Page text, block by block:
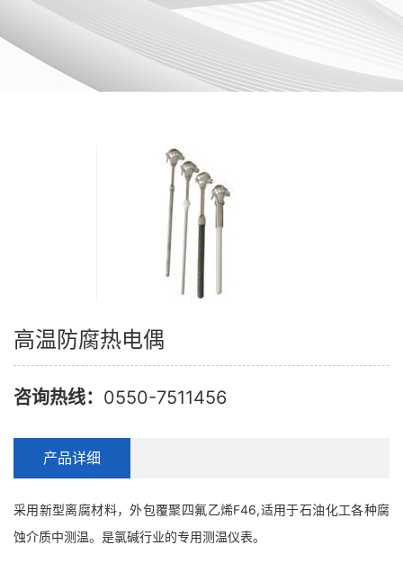
高温防腐热电偶
咨询热线： 0550-7511456
产品详细
采用新型离腐材料，外包覆聚四氟乙烯F46,适用于石油化工各种腐
蚀介质中测温。是氯碱行业的专用测温仪表。